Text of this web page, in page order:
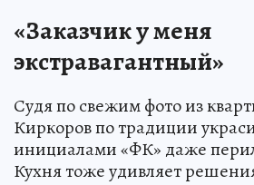
«Заказчик у меня
экстравагантный»
Судя по свежим фото из
Киркоров по традиции
инициалами «ФК» даже
Кухня тоже удивляет